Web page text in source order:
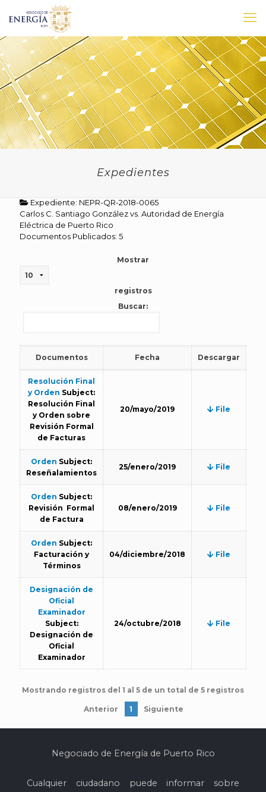
Expedientes
Expediente: NEPR-QR-2018-0065
Carlos C. Santiago González vs. Autoridad de Energía
Eléctrica de Puerto Rico
Documentos Publicados: 5
Mostrar
registros
Buscar:
Documentos Fecha Descargar
Resolución Final
y Orden Subject:
Resolución Final
y Orden sobre
Revisión Formal
de Facturas
20/mayo/2019 File
Orden Subject:
Reseñalamientos
25/enero/2019 File
Orden Subject:
Revisión Formal
de Factura
08/enero/2019 File
Orden Subject:
Facturación y
Términos
04/diciembre/2018 File
Designación de
Oficial
Examinador
Subject:
Designación de
Oficial
Examinador
24/octubre/2018 File
Mostrando registros del 1 al 5 de un total de 5 registros
Anterior 1 Siguiente
Negociado de Energía de Puerto Rico
Cualquier ciudadano puede informar sobre